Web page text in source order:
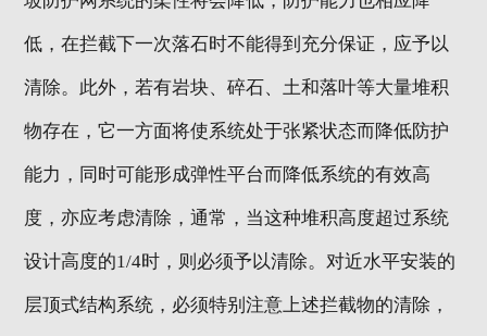
低，在拦截下一次落石时不能得到充分保证，应予以
清除。此外，若有岩块、碎石、土和落叶等大量堆积
物存在，它一方面将使系统处于张紧状态而降低防护
能力，同时可能形成弹性平台而降低系统的有效高
度，亦应考虑清除，通常，当这种堆积高度超过系统
设计高度的1/4时，则必须予以清除。对近水平安装的
层顶式结构系统，必须特别注意上述拦截物的清除，